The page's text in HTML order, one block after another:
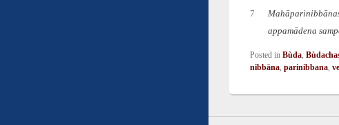
7
appamādena
Posted in Bùda,
nibbāna, parinibbana,